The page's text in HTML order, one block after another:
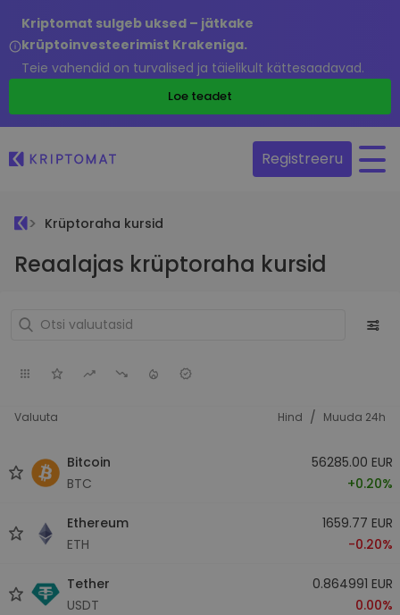
Kriptomat sulgeb uksed – jätkake
krüptoinvesteerimist Krakeniga.
Teie vahendid on turvalised ja täielikult kättesaadavad.
Loe teadet
Registreeru
Krüptoraha kursid
Reaalajas krüptoraha kursid
Valuuta Hind / Muuda 24h
Bitcoin
BTC
56285.00 EUR
+0.20%
Ethereum
ETH
1659.77 EUR
-0.20%
Tether
USDT
0.864991 EUR
0.00%